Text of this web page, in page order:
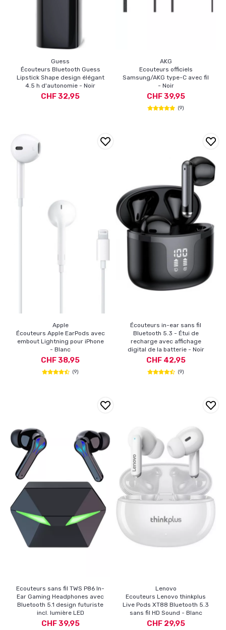
Guess
Écouteurs Bluetooth Guess
Lipstick Shape design élégant
4.5 h d'autonomie - Noir
CHF 32,95
AKG
Ecouteurs officiels
Samsung/AKG type-C avec fil
- Noir
CHF 39,95
(9)
Apple
Écouteurs Apple EarPods avec
embout Lightning pour iPhone
- Blanc
CHF 38,95
(9)
Écouteurs in-ear sans fil
Bluetooth 5.3 - Étui de
recharge avec affichage
digital de la batterie - Noir
CHF 42,95
(9)
Ecouteurs sans fil TWS P86 In-
Ear Gaming Headphones avec
Bluetooth 5.1 design futuriste
incl. lumière LED
CHF 39,95
Lenovo
Ecouteurs Lenovo thinkplus
Live Pods XT88 Bluetooth 5.3
sans fil HD Sound - Blanc
CHF 29,95